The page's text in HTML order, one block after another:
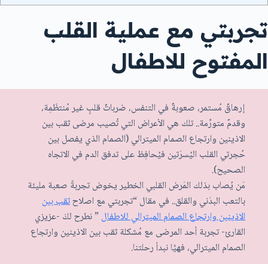
تجربتي مع عملية القلب
المفتوح للاطفال
إرهاقٌ مُستمر، صعوبةٌ في التنفس، ضرباتٌ قلبٍ غير مُنتظَمِة،
وقدمٌ متورِّمة.. تلك هي الأعراض التي تُصيب مرضى ثقب بين
الاذينين وارتجاع الصمام الميترالي (الصمام الذي يفصل بين
حُجرتي القلب اليُسرَتين فيُحافِظ على تدفق الدم في الاتجاه
الصحيح).
مَن يُصاب بذلك المَرض القلبي الخطير يخوض تجربةً صعبة مليئة
بالتعب البدَني والقلق.. في مقال “تجربتي مع اصلاحثقب بين
الاذينين وارتجاع الصمام الميترالي للاطفال ” نطرح لكَ -عزيزي
القارئ- تجربة أحد المرضى مع مُشكلة ثقب بين الاذينين وارتجاع
الصمام الميترالي، فهيَّا نبدأ رحلتنا.